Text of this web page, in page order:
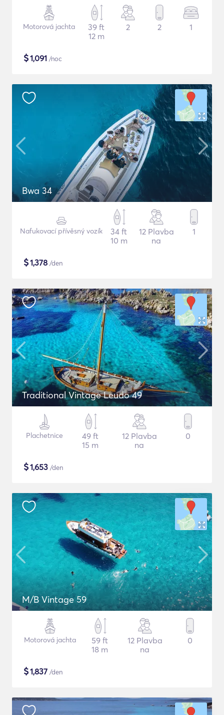
Motorová jachta
39 ft
12 m
2 2 1
$1,091 /noc
Bwa 34
Nafukovací přívěsný vozík
34 ft
10 m
12 Plavba
na
1
$1,378 /den
Traditional Vintage Leudo 49
Plachetnice
49 ft
15 m
12 Plavba
na
0
$1,653 /den
M/B Vintage 59
Motorová jachta
59 ft
18 m
12 Plavba
na
0
$1,837 /den